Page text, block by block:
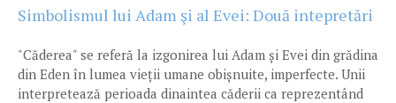
Simbolismul lui Adam şi al Evei: Două intepretări
"Căderea" se referă la izgonirea lui Adam și Evei din grădina
din Eden în lumea vieții umane obișnuite, imperfecte. Unii
interpretează perioada dinaintea căderii ca reprezentând